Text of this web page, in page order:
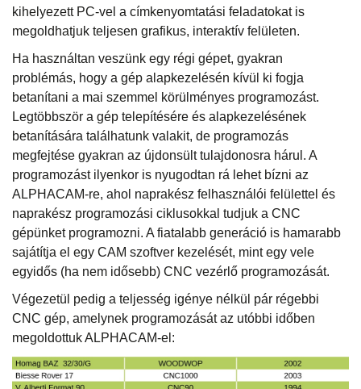
kihelyezett PC-vel a címkenyomtatási feladatokat is
megoldhatjuk teljesen grafikus, interaktív felületen.
Ha használtan veszünk egy régi gépet, gyakran
problémás, hogy a gép alapkezelésén kívül ki fogja
betanítani a mai szemmel körülményes programozást.
Legtöbbször a gép telepítésére és alapkezelésének
betanítására találhatunk valakit, de programozás
megfejtése gyakran az újdonsült tulajdonosra hárul. A
programozást ilyenkor is nyugodtan rá lehet bízni az
ALPHACAM-re, ahol naprakész felhasználói felülettel és
naprakész programozási ciklusokkal tudjuk a CNC
gépünket programozni. A fiatalabb generáció is hamarabb
sajátítja el egy CAM szoftver kezelését, mint egy vele
egyidős (ha nem idősebb) CNC vezérlő programozását.
Végezetül pedig a teljesség igénye nélkül pár régebbi
CNC gép, amelynek programozását az utóbbi időben
megoldottuk ALPHACAM-el: